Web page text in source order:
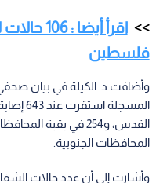
اقرأ
فلسطين
وأضافت د. الكيلة في بيان
المحافظات الجنوبية.